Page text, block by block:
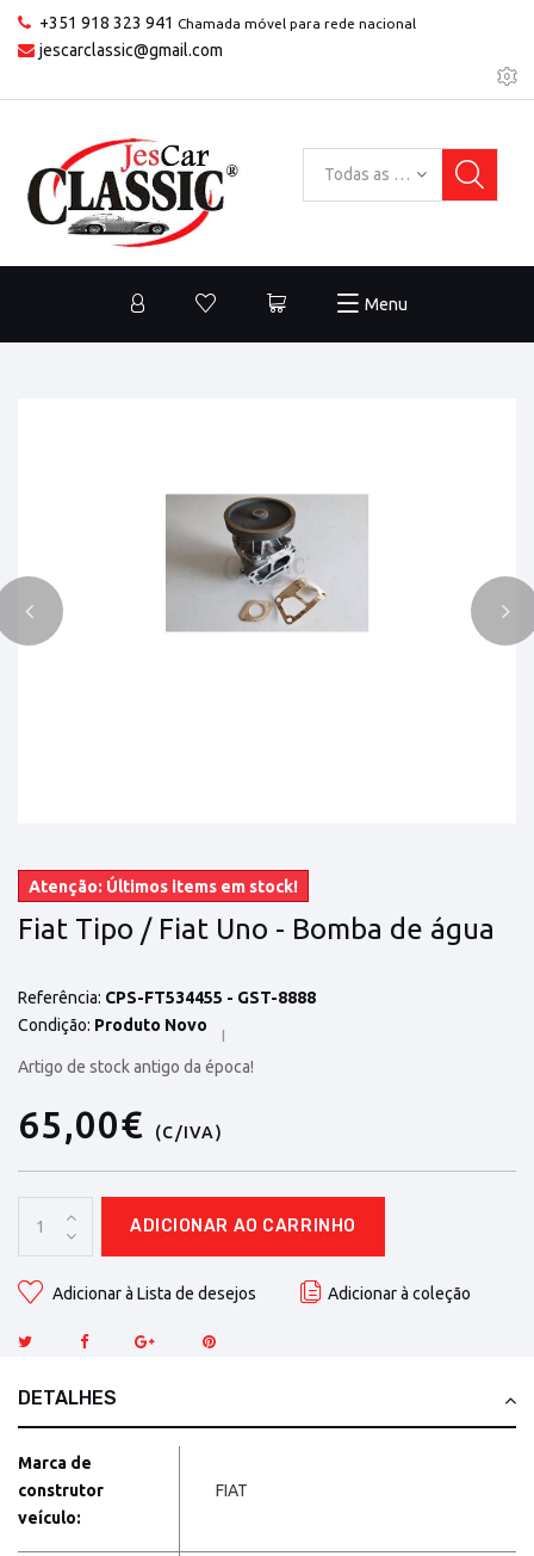
+351 918 323 941 Chamada móvel para rede nacional
jescarclassic@gmail.com
Todas as categorias
Menu
Atenção: Últimos items em stock!
Fiat Tipo / Fiat Uno - Bomba de água
Referência: CPS-FT534455 - GST-8888
Condição: Produto Novo
Artigo de stock antigo da época!
65,00€ (C/IVA)
ADICIONAR AO CARRINHO
Adicionar à Lista de desejos Adicionar à coleção
DETALHES
Marca de
construtor
veículo:
FIAT